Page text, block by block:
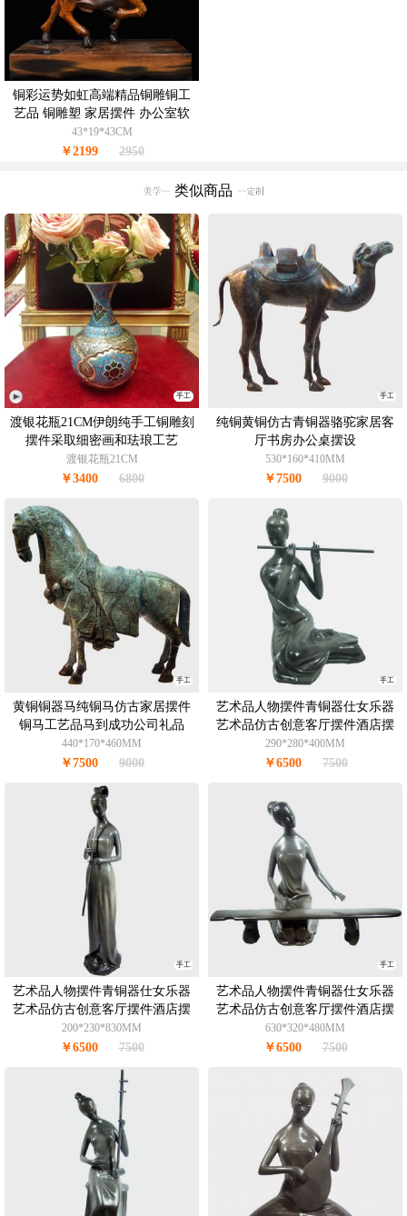
铜彩运势如虹高端精品铜雕铜工
艺品 铜雕塑 家居摆件 办公室软
装
43*19*43CM
￥2199 2950
类似商品
手工
渡银花瓶21CM伊朗纯手工铜雕刻
摆件采取细密画和珐琅工艺
渡银花瓶21CM
￥3400 6800
手工
纯铜黄铜仿古青铜器骆驼家居客
厅书房办公桌摆设
530*160*410MM
￥7500 9000
手工
黄铜铜器马纯铜马仿古家居摆件
铜马工艺品马到成功公司礼品
440*170*460MM
￥7500 9000
手工
艺术品人物摆件青铜器仕女乐器
艺术品仿古创意客厅摆件酒店摆
件办公室摆件青铜7.5KG
290*280*400MM
￥6500 7500
手工
艺术品人物摆件青铜器仕女乐器
艺术品仿古创意客厅摆件酒店摆
件办公室摆件青铜8KG
200*230*830MM
￥6500 7500
手工
艺术品人物摆件青铜器仕女乐器
艺术品仿古创意客厅摆件酒店摆
件办公室摆件青铜8.5KG
630*320*480MM
￥6500 7500